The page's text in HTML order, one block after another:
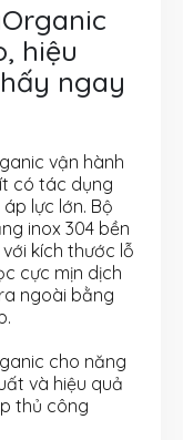
hiệu
ngay
vận hành
có tác dụng
lực lớn. Bộ
inox 304 bền
kích thước lỗ
cực mịn dịch
ngoài bằng
cho năng
và hiệu quả
thủ công